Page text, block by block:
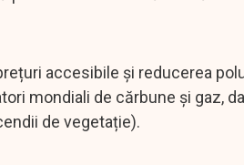
accesibile și reducerea
mondiali de cărbune și gaz,
de vegetație).